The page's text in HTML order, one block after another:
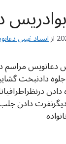
ازاستاد غیبی
دعانویس مراسم
دادنبخت
دادن
دادن